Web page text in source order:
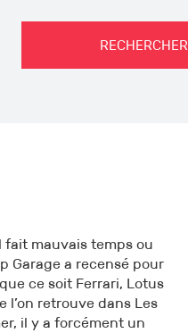
RECHERCHER
fait mauvais temps ou
Garage a recensé pour
ce soit Ferrari, Lotus
l’on retrouve dans Les
il y a forcément un